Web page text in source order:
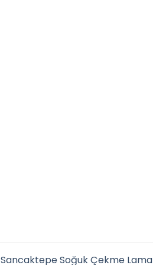
Sancaktepe Soğuk Çekme Lama